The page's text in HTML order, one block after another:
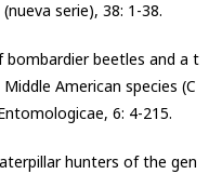
serie), 38: 1-38.
bombardier beetles and a t
American species (C
6: 4-215.
hunters of the gen